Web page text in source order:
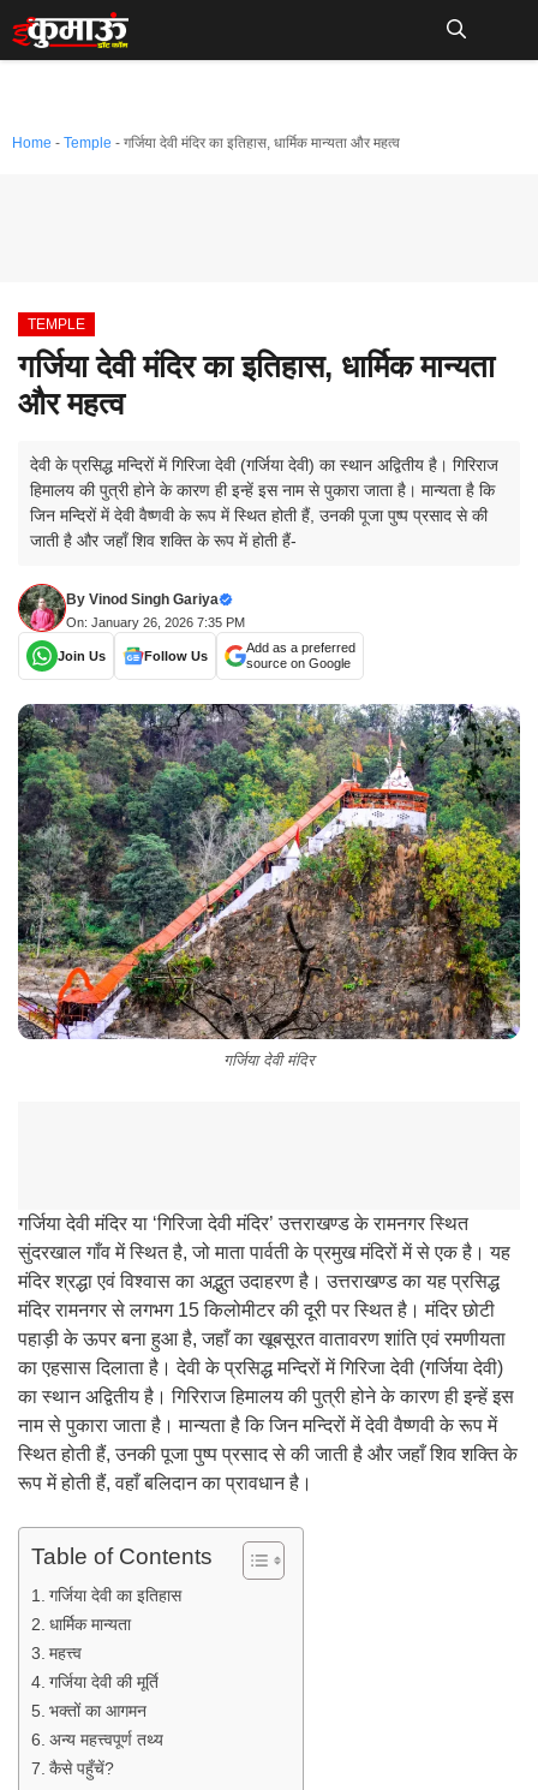
Skip
to
Home - Temple - गर्जिया देवी मंदिर का इतिहास, धार्मिक मान्यता और महत्व
TEMPLE
गर्जिया देवी मंदिर का इतिहास, धार्मिक मान्यता
और महत्व
देवी के प्रसिद्ध मन्दिरों में गिरिजा देवी (गर्जिया देवी) का स्थान अद्वितीय है। गिरिराज
हिमालय की पुत्री होने के कारण ही इन्हें इस नाम से पुकारा जाता है। मान्यता है कि
जिन मन्दिरों में देवी वैष्णवी के रूप में स्थित होती हैं, उनकी पूजा पुष्प प्रसाद से की
जाती है और जहाँ शिव शक्ति के रूप में होती हैं-
By Vinod Singh Gariya
On: January 26, 2026 7:35 PM
Join Us Follow Us
Add as a preferred
source on Google
गर्जिया देवी मंदिर
गर्जिया देवी मंदिर या ‘गिरिजा देवी मंदिर’ उत्तराखण्ड के रामनगर स्थित
सुंदरखाल गाँव में स्थित है, जो माता पार्वती के प्रमुख मंदिरों में से एक है। यह
मंदिर श्रद्धा एवं विश्वास का अद्भुत उदाहरण है। उत्तराखण्ड का यह प्रसिद्ध
मंदिर रामनगर से लगभग 15 किलोमीटर की दूरी पर स्थित है। मंदिर छोटी
पहाड़ी के ऊपर बना हुआ है, जहाँ का खूबसूरत वातावरण शांति एवं रमणीयता
का एहसास दिलाता है। देवी के प्रसिद्ध मन्दिरों में गिरिजा देवी (गर्जिया देवी)
का स्थान अद्वितीय है। गिरिराज हिमालय की पुत्री होने के कारण ही इन्हें इस
नाम से पुकारा जाता है। मान्यता है कि जिन मन्दिरों में देवी वैष्णवी के रूप में
स्थित होती हैं, उनकी पूजा पुष्प प्रसाद से की जाती है और जहाँ शिव शक्ति के
रूप में होती हैं, वहाँ बलिदान का प्रावधान है।
Table of Contents
गर्जिया देवी का इतिहास
धार्मिक मान्यता
महत्त्व
गर्जिया देवी की मूर्ति
भक्तों का आगमन
अन्य महत्त्वपूर्ण तथ्य
कैसे पहुँचें?